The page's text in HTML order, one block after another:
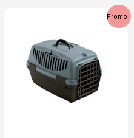
Promo !
initial
était :
15,99 €.
Le
est :